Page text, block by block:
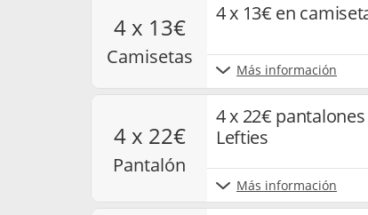
4 x 13€
camisetas
4 x 13€ en
Más información
4 x 22€
pantalón
4 x 22€
Lefties
Más información